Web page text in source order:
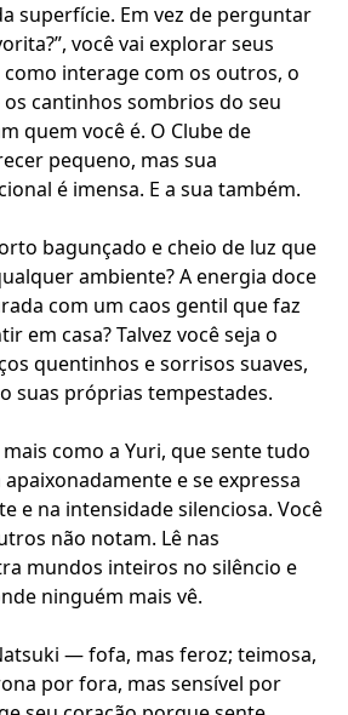
superfície. Em vez de perguntar
você vai explorar seus
interage com os outros, o
cantinhos sombrios do seu
quem você é. O Clube de
pequeno, mas sua
é imensa. E a sua também.
bagunçado e cheio de luz que
ambiente? A energia doce
com um caos gentil que faz
em casa? Talvez você seja o
quentinhos e sorrisos suaves,
suas próprias tempestades.
como a Yuri, que sente tudo
e se expressa
e na intensidade silenciosa. Você
não notam. Lê nas
mundos inteiros no silêncio e
ninguém mais vê.
— fofa, mas feroz; teimosa,
por fora, mas sensível por